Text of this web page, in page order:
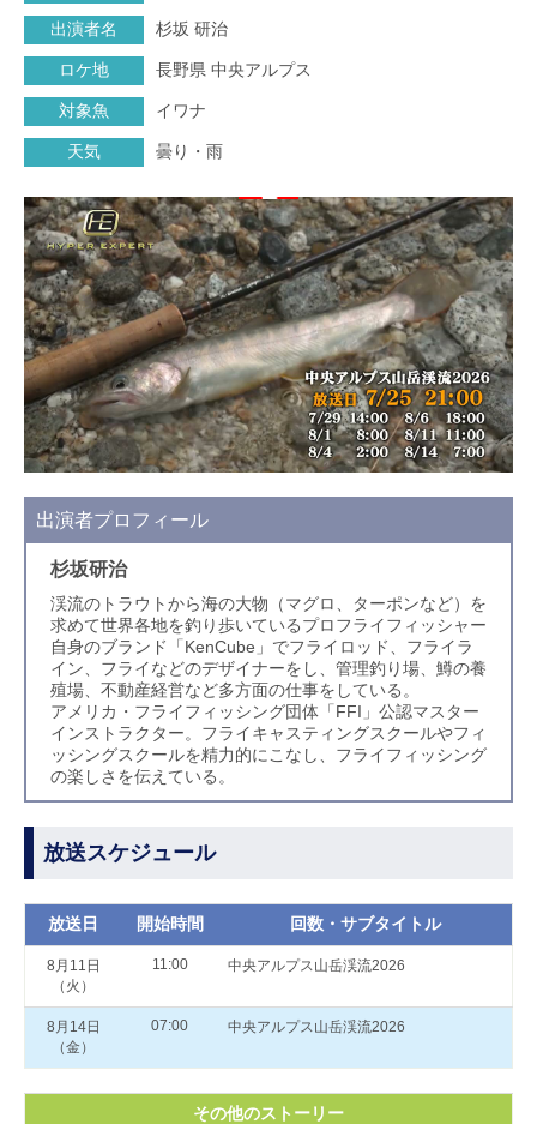
出演者名 杉坂 研治
ロケ地 長野県 中央アルプス
対象魚 イワナ
天気 曇り・雨
出演者プロフィール
杉坂研治
渓流のトラウトから海の大物（マグロ、ターポンなど）を
求めて世界各地を釣り歩いているプロフライフィッシャー
自身のブランド「KenCube」でフライロッド、フライラ
イン、フライなどのデザイナーをし、管理釣り場、鱒の養
殖場、不動産経営など多方面の仕事をしている。
アメリカ・フライフィッシング団体「FFI」公認マスター
インストラクター。フライキャスティングスクールやフィ
ッシングスクールを精力的にこなし、フライフィッシング
の楽しさを伝えている。
放送スケジュール
放送日 開始時間 回数・サブタイトル
8月11日
（火）
11:00 中央アルプス山岳渓流2026
8月14日
（金）
07:00 中央アルプス山岳渓流2026
その他のストーリー